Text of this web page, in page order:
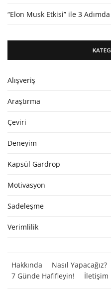
“Elon Musk Etkisi” ile 3
Alışveriş
Araştırma
Çeviri
Deneyim
Kapsül Gardrop
Motivasyon
Sadeleşme
Verimlilik
Hakkında Nasıl Yapacağız?
7 Günde Hafifleyin!
İletişim